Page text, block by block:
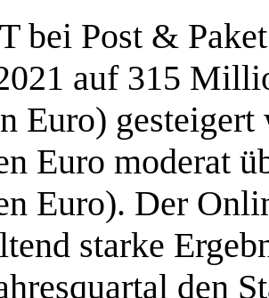
bei Post &
auf 315
Euro) gesteigert
Euro moderat
Euro). Der
starke
den